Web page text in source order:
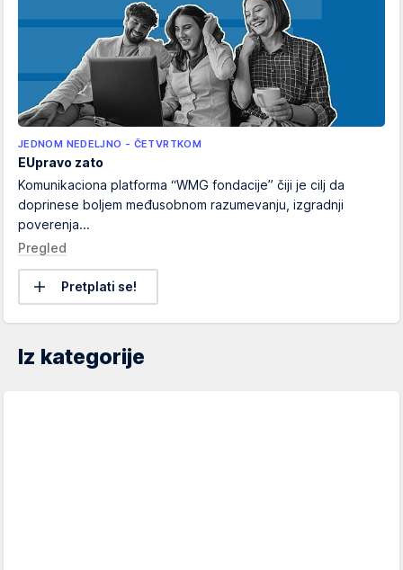
JEDNOM NEDELJNO - ČETVRTKOM
EUpravo zato
Komunikaciona platforma “WMG fondacije” čiji je cilj da
doprinese boljem međusobnom razumevanju, izgradnji
poverenja...
Pregled
Pretplati se!
Iz kategorije